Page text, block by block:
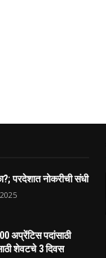
परदेशात नोकरीची संधी
अप्रेंटिस पदांसाठी
शेवटचे 3 दिवस